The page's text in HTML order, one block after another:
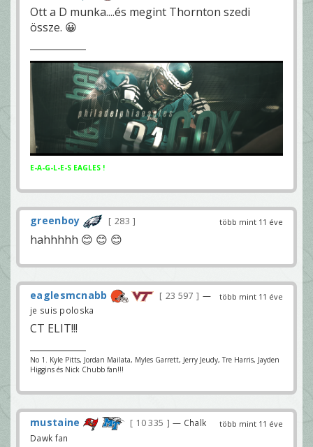
Ott a D munka....és megint Thornton szedi
össze. 😀
E-A-G-L-E-S EAGLES !
több mint 11 éve
greenboy 283
hahhhhh 😊 😊 😊
több mint 11 éve
eaglesmcnabb 23 597
—
je suis poloska
CT ELIT!!!
No 1. Kyle Pitts, Jordan Mailata, Myles Garrett, Jerry Jeudy, Tre Harris, Jayden
Higgins és Nick Chubb fan!!!
több mint 11 éve
mustaine 10 335
— Chalk
Dawk fan